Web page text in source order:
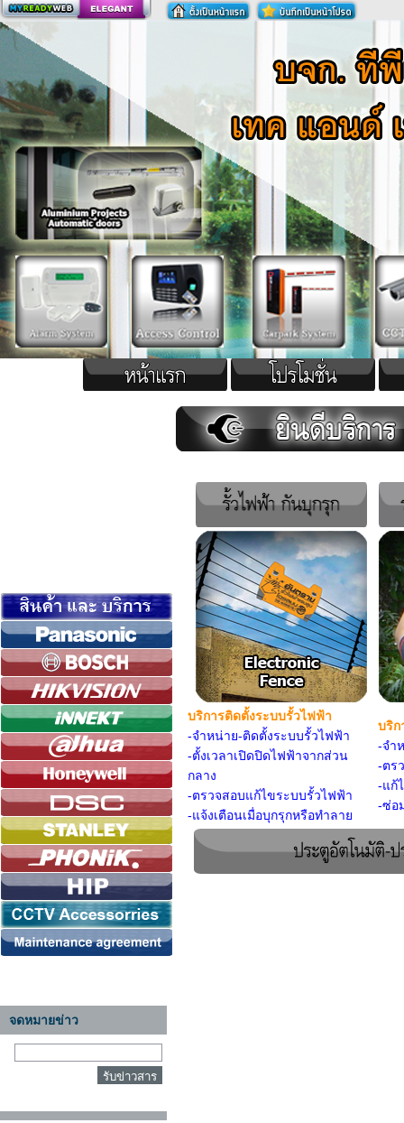
สร้างเว็บ
จดหมายข่าว
บริการติดตั้งระบบรั้วไฟฟ้า
-จำหน่าย-ติดตั้งระบบรั้วไฟฟ้า
-ตั้งเวลาเปิดปิดไฟฟ้าจากส่วน
กลาง
-ตรวจสอบแก้ไขระบบรั้วไฟฟ้า
-แจ้งเตือนเมื่อบุกรุกหรือทำลาย
บริก
-จำ
-ตร
-แก้
-ซ่อ